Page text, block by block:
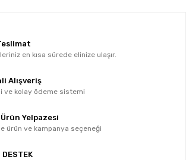
en kısa sürede elinize ulaşır.
Alışveriş
ve kolay ödeme sistemi
Yelpazesi
ürün ve kampanya seçeneği